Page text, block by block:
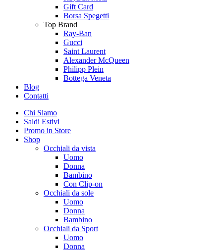
Gift Card
Borsa Spegetti
Top Brand
Ray-Ban
Gucci
Saint Laurent
Alexander McQueen
Philipp Plein
Bottega Veneta
Blog
Contatti
Chi Siamo
Saldi Estivi
Promo in Store
Shop
Occhiali da vista
Uomo
Donna
Bambino
Con Clip-on
Occhiali da sole
Uomo
Donna
Bambino
Occhiali da Sport
Uomo
Donna